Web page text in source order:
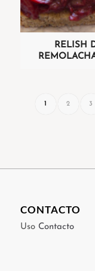
RELISH
1 2 3
CONTACTO
Uso Contacto